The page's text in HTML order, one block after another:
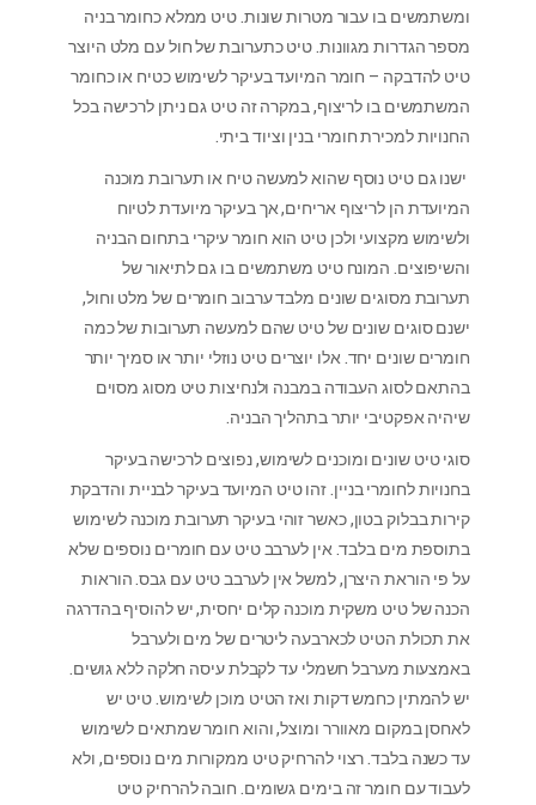
ומשתמשים בו עבור מטרות שונות. טיט ממלא כחומר בניה
מספר הגדרות מגוונות. טיט כתערובת של חול עם מלט היוצר
טיט להדבקה – חומר המיועד בעיקר לשימוש כטיח או כחומר
המשתמשים בו לריצוף, במקרה זה טיט גם ניתן לרכישה בכל
החנויות למכירת חומרי בנין וציוד ביתי.
ישנו גם טיט נוסף שהוא למעשה טיח או תערובת מוכנה
המיועדת הן לריצוף אריחים, אך בעיקר מיועדת לטיוח
ולשימוש מקצועי ולכן טיט הוא חומר עיקרי בתחום הבניה
והשיפוצים. המונח טיט משתמשים בו גם לתיאור של
תערובת מסוגים שונים מלבד ערבוב חומרים של מלט וחול,
ישנם סוגים שונים של טיט שהם למעשה תערובות של כמה
חומרים שונים יחד. אלו יוצרים טיט נוזלי יותר או סמיך יותר
בהתאם לסוג העבודה במבנה ולנחיצות טיט מסוג מסוים
שיהיה אפקטיבי יותר בתהליך הבניה.
סוגי טיט שונים ומוכנים לשימוש, נפוצים לרכישה בעיקר
בחנויות לחומרי בניין. זהו טיט המיועד בעיקר לבניית והדבקת
קירות בבלוק בטון, כאשר זוהי בעיקר תערובת מוכנה לשימוש
בתוספת מים בלבד. אין לערבב טיט עם חומרים נוספים שלא
על פי הוראת היצרן, למשל אין לערבב טיט עם גבס. הוראות
הכנה של טיט משקית מוכנה קלים יחסית, יש להוסיף בהדרגה
את תכולת הטיט לכארבעה ליטרים של מים ולערבל
באמצעות מערבל חשמלי עד לקבלת עיסה חלקה ללא גושים.
יש להמתין כחמש דקות ואז הטיט מוכן לשימוש. טיט יש
לאחסן במקום מאוורר ומוצל, והוא חומר שמתאים לשימוש
עד כשנה בלבד. רצוי להרחיק טיט ממקורות מים נוספים, ולא
לעבוד עם חומר זה בימים גשומים. חובה להרחיק טיט